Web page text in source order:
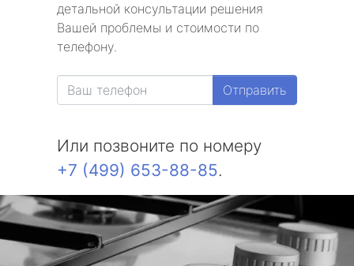
детальной консультации решения
Вашей проблемы и стоимости по
телефону.
Отправить
Или позвоните по номеру
+7 (499) 653-88-85.